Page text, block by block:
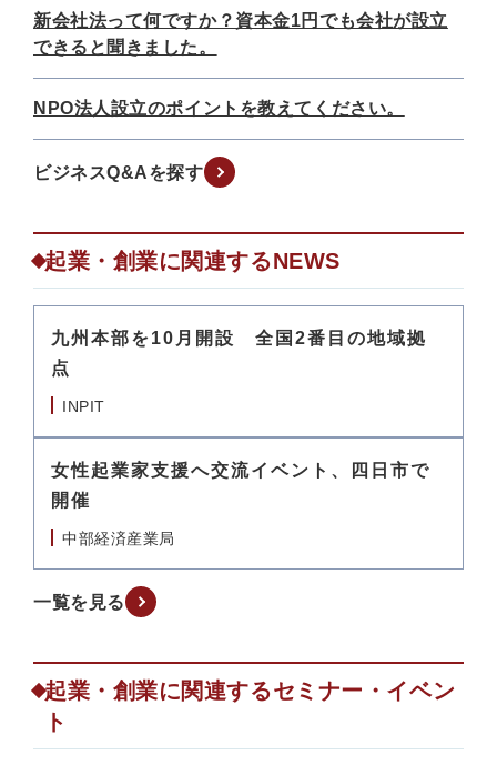
新会社法って何ですか？資本金1円でも会社が設立
できると聞きました。
NPO法人設立のポイントを教えてください。
ビジネスQ&Aを探す
起業・創業に関連するNEWS
九州本部を10月開設 全国2番目の地域拠
点
INPIT
女性起業家支援へ交流イベント、四日市で
開催
中部経済産業局
一覧を見る
起業・創業に関連するセミナー・イベン
ト